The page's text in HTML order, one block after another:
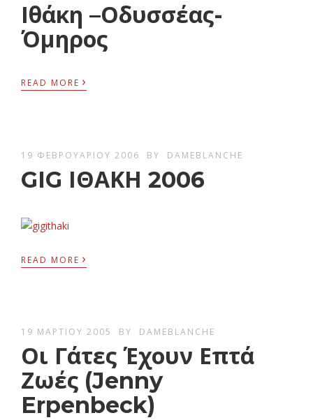
Ιθάκη –Οδυσσέας-
Όμηρος
READ MORE ›
19 ΦΕΒΡΟΥΑΡΊΟΥ 2006 BY DAMEBLANCHE
GIG ΙΘΑΚΗ 2006
READ MORE ›
19 ΜΑΡΤΊΟΥ 2005 BY DAMEBLANCHE
Οι Γάτες Έχουν Επτά
Ζωές (Jenny
Erpenbeck)